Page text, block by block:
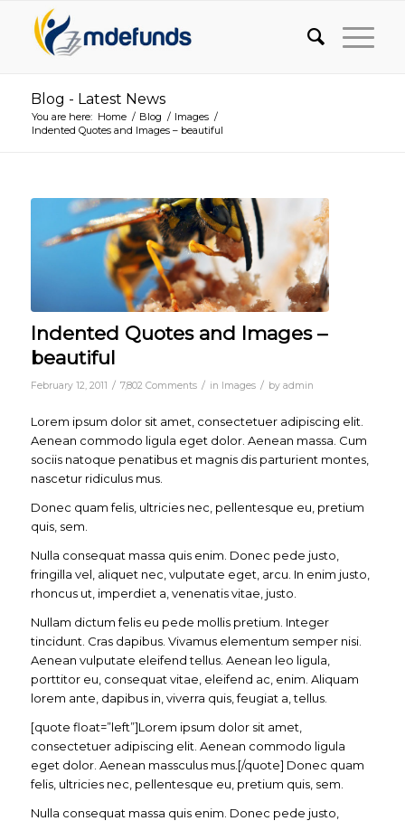
Blog - Latest News
You are here: Home / Blog / Images /
Indented Quotes and Images – beautiful
Indented Quotes and Images –
beautiful
February 12, 2011 / 7,802 Comments / in Images / by admin
Lorem ipsum dolor sit amet, consectetuer adipiscing elit.
Aenean commodo ligula eget dolor. Aenean massa. Cum
sociis natoque penatibus et magnis dis parturient montes,
nascetur ridiculus mus.
Donec quam felis, ultricies nec, pellentesque eu, pretium
quis, sem.
Nulla consequat massa quis enim. Donec pede justo,
fringilla vel, aliquet nec, vulputate eget, arcu. In enim justo,
rhoncus ut, imperdiet a, venenatis vitae, justo.
Nullam dictum felis eu pede mollis pretium. Integer
tincidunt. Cras dapibus. Vivamus elementum semper nisi.
Aenean vulputate eleifend tellus. Aenean leo ligula,
porttitor eu, consequat vitae, eleifend ac, enim. Aliquam
lorem ante, dapibus in, viverra quis, feugiat a, tellus.
[quote float=”left”]Lorem ipsum dolor sit amet,
consectetuer adipiscing elit. Aenean commodo ligula
eget dolor. Aenean massculus mus.[/quote] Donec quam
felis, ultricies nec, pellentesque eu, pretium quis, sem.
Nulla consequat massa quis enim. Donec pede justo,